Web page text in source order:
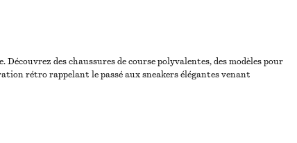
des chaussures de course polyvalentes, des modèles pour
rétro rappelant le passé aux sneakers élégantes venant